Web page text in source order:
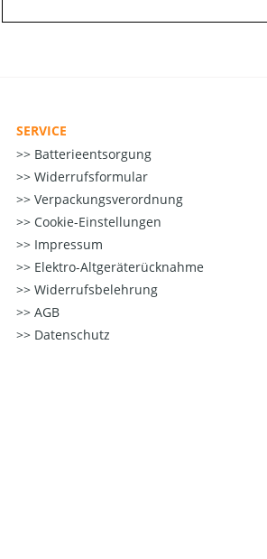
SERVICE
Batterieentsorgung
Widerrufsformular
Verpackungsverordnung
Cookie-Einstellungen
Impressum
Elektro-Altgeräterücknahme
Widerrufsbelehrung
AGB
Datenschutz